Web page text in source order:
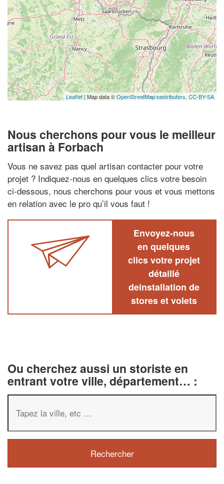
Leaflet | Map data ©OpenStreetMap contributors, CC-BY-SA
Nous cherchons pour vous le meilleur
artisan à Forbach
Vous ne savez pas quel artisan contacter pour votre
projet ? Indiquez-nous en quelques clics votre besoin
ci-dessous, nous cherchons pour vous et vous mettons
en relation avec le pro qu’il vous faut !
Envoyez-nous
en quelques
clics votre projet
détaillé
deinstallation de
stores et volets
Ou cherchez aussi un storiste en
entrant votre ville, département… :